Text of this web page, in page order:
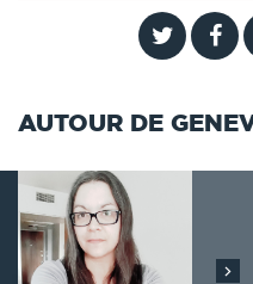
AUTOUR DE